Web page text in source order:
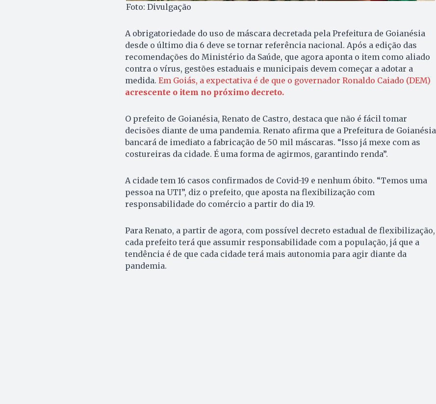
Foto: Divulgação
A obrigatoriedade do uso de máscara decretada pela Prefeitura de Goianésia
desde o último dia 6 deve se tornar referência nacional. Após a edição das
recomendações do Ministério da Saúde, que agora aponta o item como aliado
contra o vírus, gestões estaduais e municipais devem começar a adotar a
medida. Em Goiás, a expectativa é de que o governador Ronaldo Caiado (DEM)
acrescente o item no próximo decreto.
O prefeito de Goianésia, Renato de Castro, destaca que não é fácil tomar
decisões diante de uma pandemia. Renato afirma que a Prefeitura de Goianésia
bancará de imediato a fabricação de 50 mil máscaras. “Isso já mexe com as
costureiras da cidade. É uma forma de agirmos, garantindo renda”.
A cidade tem 16 casos confirmados de Covid-19 e nenhum óbito. “Temos uma
pessoa na UTI”, diz o prefeito, que aposta na flexibilização com
responsabilidade do comércio a partir do dia 19.
Para Renato, a partir de agora, com possível decreto estadual de flexibilização,
cada prefeito terá que assumir responsabilidade com a população, já que a
tendência é de que cada cidade terá mais autonomia para agir diante da
pandemia.